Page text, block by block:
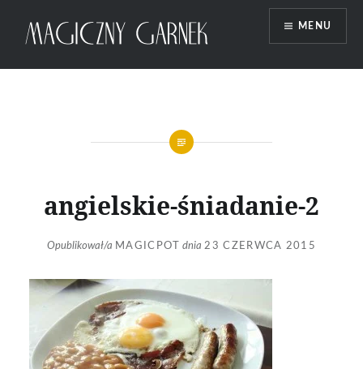
Magiczny Garnek
MENU
angielskie-śniadanie-2
Opublikował/a MAGICPOT dnia 23 CZERWCA 2015